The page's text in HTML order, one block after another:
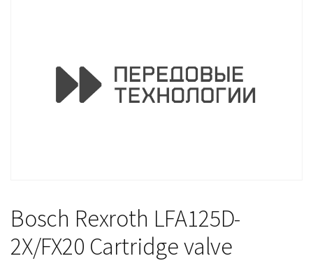
Bosch Rexroth LFA125D-
2X/FX20 Cartridge valve